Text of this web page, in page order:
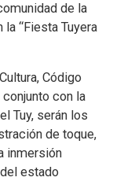
de la
“Fiesta Tuyera
Código
con la
Tuy, serán los
de toque,
inmersión
estado